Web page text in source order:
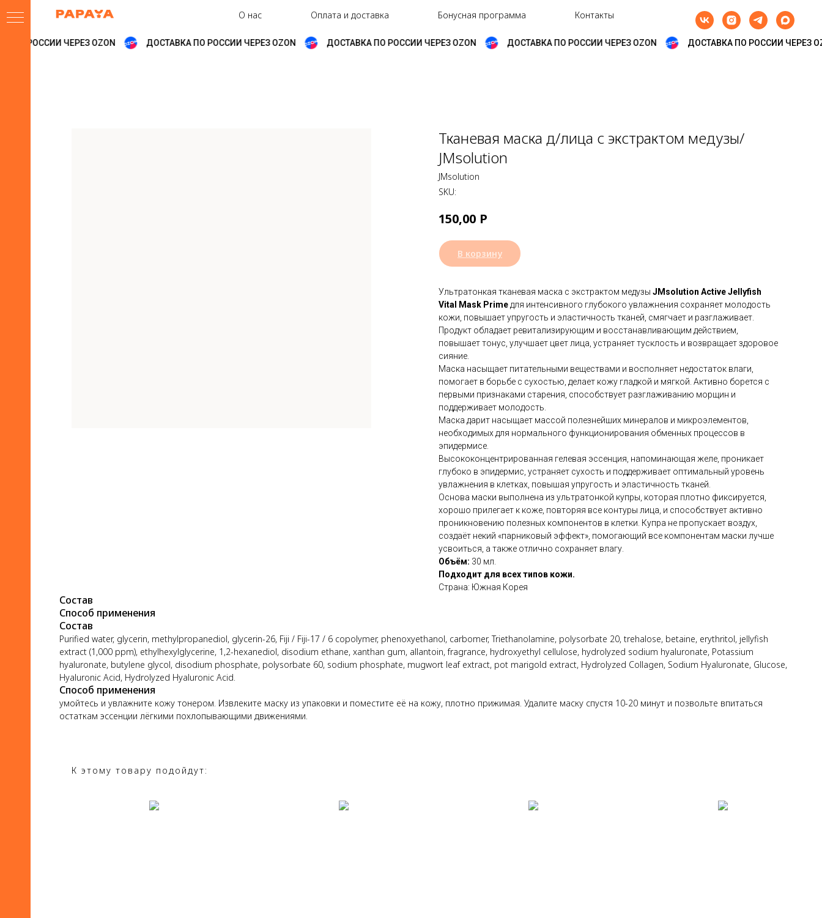
О нас Оплата и доставка Бонусная программа Контакты
РОССИИ ЧЕРЕЗ OZON ДОСТАВКА ПО РОССИИ ЧЕРЕЗ OZON ДОСТАВКА ПО РОССИИ ЧЕРЕЗ OZON ДОСТАВКА ПО РОССИИ ЧЕРЕЗ OZON ДОСТАВКА ПО РОССИИ ЧЕРЕЗ
Тканевая маска д/лица с экстрактом медузы/
JMsolution
JMsolution
SKU:
150,00 Р
В корзину
Ультратонкая тканевая маска с экстрактом медузы JMsolution Active Jellyfish
Vital Mask Prime для интенсивного глубокого увлажнения сохраняет молодость
кожи, повышает упругость и эластичность тканей, смягчает и разглаживает.
Продукт обладает ревитализирующим и восстанавливающим действием,
повышает тонус, улучшает цвет лица, устраняет тусклость и возвращает здоровое
сияние.
Маска насыщает питательными веществами и восполняет недостаток влаги,
помогает в борьбе с сухостью, делает кожу гладкой и мягкой. Активно борется с
первыми признаками старения, способствует разглаживанию морщин и
поддерживает молодость.
Маска дарит насыщает массой полезнейших минералов и микроэлементов,
необходимых для нормального функционирования обменных процессов в
эпидермисе.
Высококонцентрированная гелевая эссенция, напоминающая желе, проникает
глубоко в эпидермис, устраняет сухость и поддерживает оптимальный уровень
увлажнения в клетках, повышая упругость и эластичность тканей.
Основа маски выполнена из ультратонкой купры, которая плотно фиксируется,
хорошо прилегает к коже, повторяя все контуры лица, и способствует активно
проникновению полезных компонентов в клетки. Купра не пропускает воздух,
создаёт некий «парниковый эффект», помогающий все компонентам маски лучше
усвоиться, а также отлично сохраняет влагу.
Объём: 30 мл.
Подходит для всех типов кожи.
Страна: Южная Корея
Состав
Способ применения
Состав
Purified water, glycerin, methylpropanediol, glycerin-26, Fiji / Fiji-17 / 6 copolymer, phenoxyethanol, carbomer, Triethanolamine, polysorbate 20, trehalose, betaine, erythritol, jellyfish
extract (1,000 ppm), ethylhexylglycerine, 1,2-hexanediol, disodium ethane, xanthan gum, allantoin, fragrance, hydroxyethyl cellulose, hydrolyzed sodium hyaluronate, Potassium
hyaluronate, butylene glycol, disodium phosphate, polysorbate 60, sodium phosphate, mugwort leaf extract, pot marigold extract, Hydrolyzed Collagen, Sodium Hyaluronate, Glucose,
Hyaluronic Acid, Hydrolyzed Hyaluronic Acid.
Способ применения
умойтесь и увлажните кожу тонером. Извлеките маску из упаковки и поместите её на кожу, плотно прижимая. Удалите маску спустя 10-20 минут и позвольте впитаться
остаткам эссенции лёгкими похлопывающими движениями.
К этому товару подойдут: